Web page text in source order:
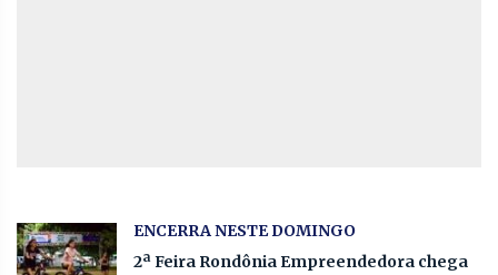
ENCERRA NESTE DOMINGO
2ª Feira Rondônia Empreendedora chega